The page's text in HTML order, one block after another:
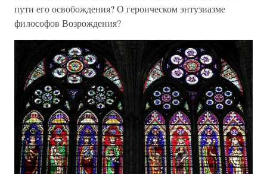
пути его освобождения? О героическом энтузиазме
философов Возрождения?